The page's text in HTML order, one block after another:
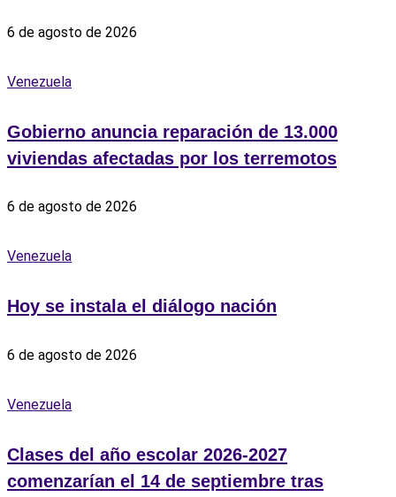
6 de agosto de 2026
Venezuela
Gobierno anuncia reparación de 13.000
viviendas afectadas por los terremotos
6 de agosto de 2026
Venezuela
Hoy se instala el diálogo nación
6 de agosto de 2026
Venezuela
Clases del año escolar 2026-2027
comenzarían el 14 de septiembre tras